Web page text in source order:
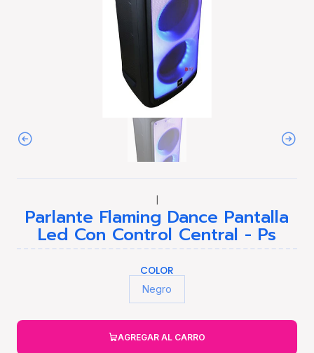
|
Parlante Flaming Dance Pantalla
Led Con Control Central - Ps
COLOR
Negro
AGREGAR AL CARRO